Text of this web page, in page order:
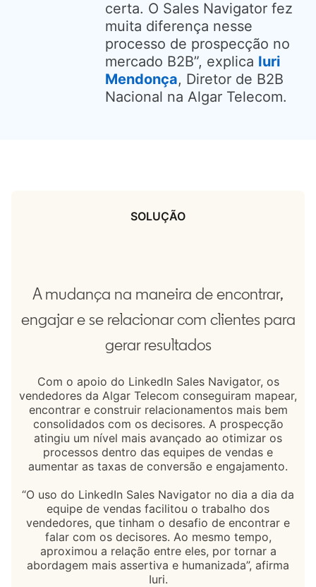
certa. O Sales Navigator fez
muita diferença nesse
processo de prospecção no
mercado B2B”, explica Iuri
Mendonça, Diretor de B2B
Nacional na Algar Telecom.
SOLUÇÃO
A mudança na maneira de encontrar,
engajar e se relacionar com clientes para
gerar resultados
Com o apoio do LinkedIn Sales Navigator, os
vendedores da Algar Telecom conseguiram mapear,
encontrar e construir relacionamentos mais bem
consolidados com os decisores. A prospecção
atingiu um nível mais avançado ao otimizar os
processos dentro das equipes de vendas e
aumentar as taxas de conversão e engajamento.
“O uso do LinkedIn Sales Navigator no dia a dia da
equipe de vendas facilitou o trabalho dos
vendedores, que tinham o desafio de encontrar e
falar com os decisores. Ao mesmo tempo,
aproximou a relação entre eles, por tornar a
abordagem mais assertiva e humanizada”, afirma
Iuri.